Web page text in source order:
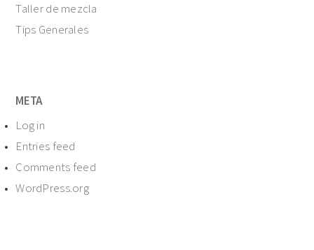
Taller de mezcla
Tips Generales
META
Log in
Entries feed
Comments feed
WordPress.org